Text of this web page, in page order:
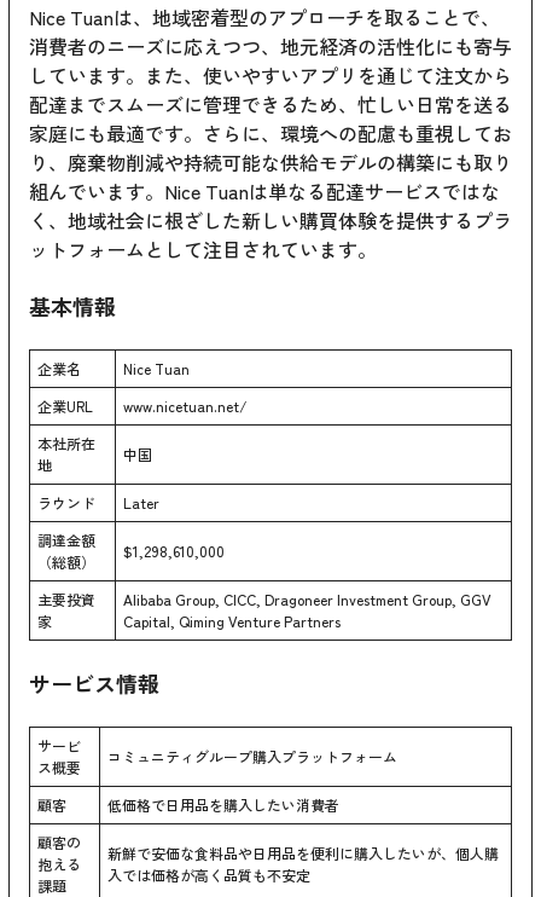
Nice Tuanは、地域密着型のアプローチを取ることで、
消費者のニーズに応えつつ、地元経済の活性化にも寄与
しています。また、使いやすいアプリを通じて注文から
配達までスムーズに管理できるため、忙しい日常を送る
家庭にも最適です。さらに、環境への配慮も重視してお
り、廃棄物削減や持続可能な供給モデルの構築にも取り
組んでいます。Nice Tuanは単なる配達サービスではな
く、地域社会に根ざした新しい購買体験を提供するプラ
ットフォームとして注目されています。
基本情報
企業名
Nice Tuan
企業URL
www.nicetuan.net/
本社所在
地
中国
ラウンド
Later
調達金額
（総額）
$1,298,610,000
主要投資
家
Alibaba Group, CICC, Dragoneer Investment Group, GGV
Capital, Qiming Venture Partners
サービス情報
サービ
ス概要
コミュニティグループ購入プラットフォーム
顧客
低価格で日用品を購入したい消費者
顧客の
抱える
課題
新鮮で安価な食料品や日用品を便利に購入したいが、個人購
入では価格が高く品質も不安定